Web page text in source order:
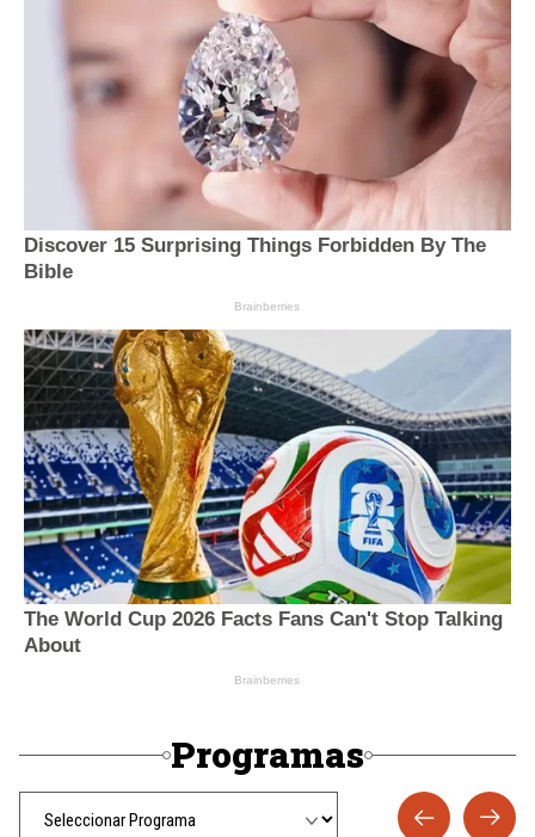
Programas